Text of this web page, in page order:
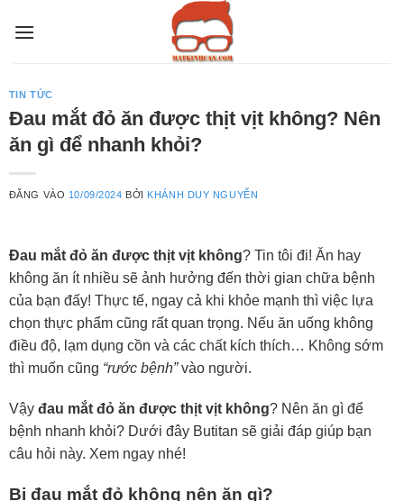
qua
TIN TỨC
Đau mắt đỏ ăn được thịt vịt không? Nên
ăn gì để nhanh khỏi?
ĐĂNG VÀO 10/09/2024 BỞI KHÁNH DUY NGUYỄN
Đau mắt đỏ ăn được thịt vịt không? Tin tôi đi! Ăn hay
không ăn ít nhiều sẽ ảnh hưởng đến thời gian chữa bệnh
của bạn đấy! Thực tế, ngay cả khi khỏe mạnh thì việc lựa
chọn thực phẩm cũng rất quan trọng. Nếu ăn uống không
điều độ, lạm dụng cồn và các chất kích thích… Không sớm
thì muốn cũng “rước bệnh”vào người.
Vậy đau mắt đỏ ăn được thịt vịt không? Nên ăn gì để
bệnh nhanh khỏi? Dưới đây Butitan sẽ giải đáp giúp bạn
câu hỏi này. Xem ngay nhé!
Bị đau mắt đỏ không nên ăn gì?